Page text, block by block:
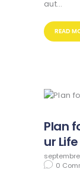
aut…
READ
Plan
ur
0